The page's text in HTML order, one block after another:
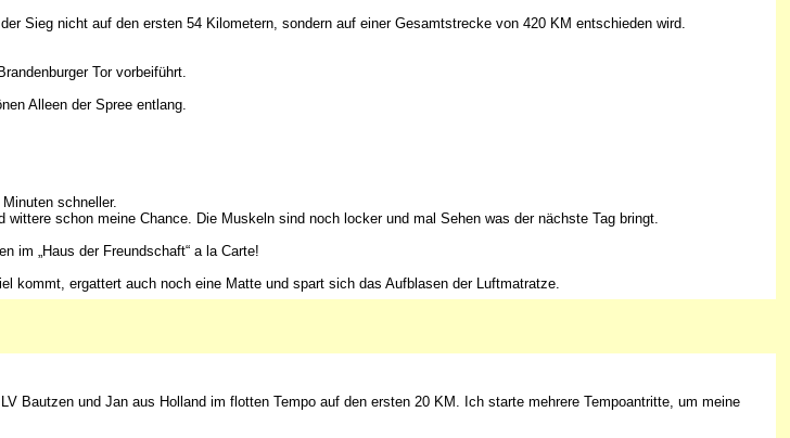
Sieg nicht auf den ersten 54 Kilometern, sondern auf einer Gesamtstrecke von 420 KM entschieden wird.
Tor vorbeiführt.
Alleen der Spree entlang.
schneller.
schon meine Chance. Die Muskeln sind noch locker und mal Sehen was der nächste Tag bringt.
im „Haus der Freundschaft“ a la Carte!
kommt, ergattert auch noch eine Matte und spart sich das Aufblasen der Luftmatratze.
Bautzen und Jan aus Holland im flotten Tempo auf den ersten 20 KM. Ich starte mehrere Tempoantritte, um meine